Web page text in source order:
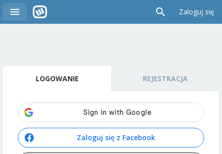
Zaloguj się
LOGOWANIE REJESTRACJA
Zaloguj się z Facebook